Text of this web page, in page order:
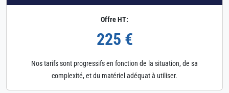
Offre HT:
225 €
Nos tarifs sont progressifs en fonction de la situation, de sa
complexité, et du matériel adéquat à utiliser.